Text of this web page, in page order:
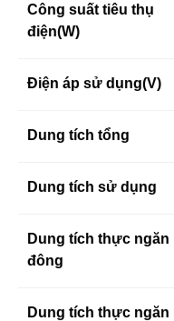
Công suất tiêu thụ
điện(W)
Điện áp sử dụng(V)
Dung tích tổng
Dung tích sử dụng
Dung tích thực ngăn
đông
Dung tích thực ngăn